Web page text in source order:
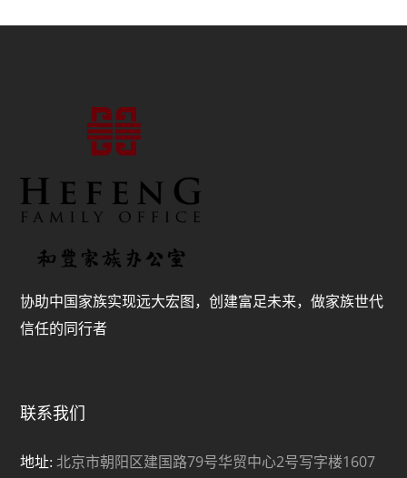
协助中国家族实现远大宏图，创建富足未来，做家族世代
信任的同行者
联系我们
地址: 北京市朝阳区建国路79号华贸中心2号写字楼1607